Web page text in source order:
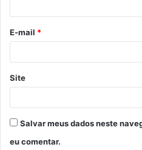
*
E-mail *
Site
Salvar meus dados neste
eu comentar.